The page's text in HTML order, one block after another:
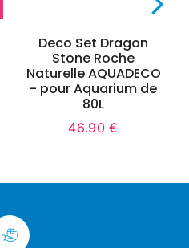
Deco Set Dragon
Stone Roche
Naturelle AQUADECO
- pour Aquarium de
80L
Prix
46.90 €